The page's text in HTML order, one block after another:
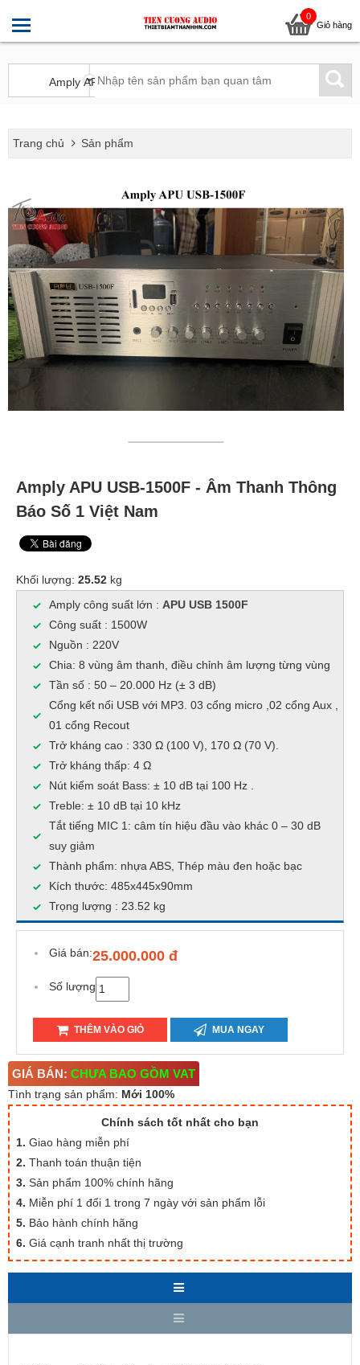
0
Giỏ hàng
Trang chủ Sản phẩm
Amply APU USB-1500F - Âm Thanh Thông
Báo Số 1 Việt Nam
Khối lượng: 25.52 kg
Amply công suất lớn : APU USB 1500F
Công suất : 1500W
Nguồn : 220V
Chia: 8 vùng âm thanh, điều chỉnh âm lượng từng vùng
Tần số : 50 – 20.000 Hz (± 3 dB)
Cổng kết nối USB với MP3. 03 cổng micro ,02 cổng Aux ,
01 cổng Recout
Trở kháng cao : 330 Ω (100 V), 170 Ω (70 V).
Trở kháng thấp: 4 Ω
Nút kiểm soát Bass: ± 10 dB tại 100 Hz .
Treble: ± 10 dB tại 10 kHz
Tắt tiếng MIC 1: câm tín hiệu đầu vào khác 0 – 30 dB
suy giảm
Thành phẩm: nhựa ABS, Thép màu đen hoặc bạc
Kích thước: 485x445x90mm
Trọng lượng : 23.52 kg
Giá bán:25.000.000 đ
Số lượng
THÊM VÀO GIỎ MUA NGAY
GIÁ BÁN: CHƯA BAO GỒM VAT
Tình trạng sản phẩm: Mới 100%
Chính sách tốt nhất cho bạn
1. Giao hàng miễn phí
2. Thanh toán thuận tiện
3. Sản phẩm 100% chính hãng
4. Miễn phí 1 đổi 1 trong 7 ngày với sản phẩm lỗi
5. Bảo hành chính hãng
6. Giá cạnh tranh nhất thị trường